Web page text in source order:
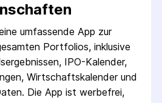
umfassende App zur
Portfolios, inklusive
IPO-Kalender,
Wirtschaftskalender und
Die App ist werbefrei,